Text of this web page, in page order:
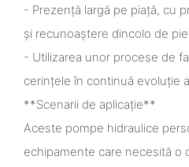
- Prezență largă pe piață, cu
și recunoaștere dincolo de
- Utilizarea unor procese de
cerințele în continuă evoluție
**Scenarii de aplicație**
Aceste pompe hidraulice
echipamente care necesită o